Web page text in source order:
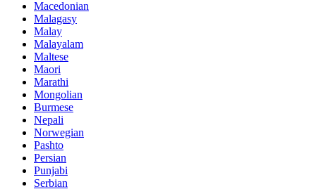
Macedonian
Malagasy
Malay
Malayalam
Maltese
Maori
Marathi
Mongolian
Burmese
Nepali
Norwegian
Pashto
Persian
Punjabi
Serbian